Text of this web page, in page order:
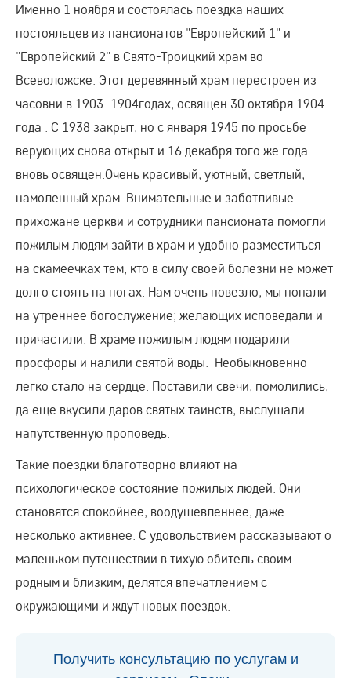
Именно 1 ноября и состоялась поездка наших
постояльцев из пансионатов "Европейский 1" и
"Европейский 2" в Свято-Троицкий храм во
Всеволожске. Этот деревянный храм перестроен из
часовни в 1903–1904годах, освящен 30 октября 1904
года . С 1938 закрыт, но с января 1945 по просьбе
верующих снова открыт и 16 декабря того же года
вновь освящен.Очень красивый, уютный, светлый,
намоленный храм. Внимательные и заботливые
прихожане церкви и сотрудники пансионата помогли
пожилым людям зайти в храм и удобно разместиться
на скамеечках тем, кто в силу своей болезни не может
долго стоять на ногах. Нам очень повезло, мы попали
на утреннее богослужение; желающих исповедали и
причастили. В храме пожилым людям подарили
просфоры и налили святой воды. Необыкновенно
легко стало на сердце. Поставили свечи, помолились,
да еще вкусили даров святых таинств, выслушали
напутственную проповедь.
Такие поездки благотворно влияют на
психологическое состояние пожилых людей. Они
становятся спокойнее, воодушевленнее, даже
несколько активнее. С удовольствием рассказывают о
маленьком путешествии в тихую обитель своим
родным и близким, делятся впечатлением с
окружающими и ждут новых поездок.
Получить консультацию по услугам и